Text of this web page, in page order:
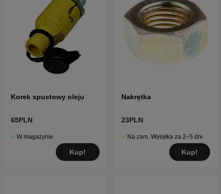
Korek spustowy oleju
65PLN
W magazynie
Kup!
Nakrętka
23PLN
Na zam. Wysyłka za 2–5 dni
Kup!